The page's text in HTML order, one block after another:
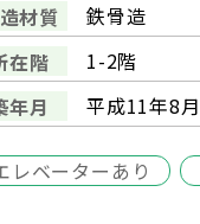
材質
鉄骨造
在階
1-2階
年月
平成11年8
レベーターあり